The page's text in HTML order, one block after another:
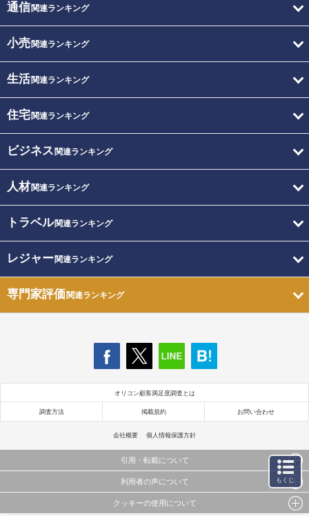
通信関連ランキング
小売関連ランキング
生活関連ランキング
住宅関連ランキング
ビジネス 関連ランキング
人材関連ランキング
トラベル関連ランキング
レジャー関連ランキング
専門家評価関連ランキング
オリコン顧客満足度調査とは
調査方法 掲載規約 お問い合わせ
会社概要 個人情報保護方針
引用・転載について
当サイトで公開されている情報（文字、写真、イラスト、画像データ等）及びこれらの配置・
これらの情報を権利者の許可なく無断転載・複製などの二次利用を行うことは固く禁じており
利用者の声について
当サイトに掲載している内容はすべてサービスの利用者が提出された見解・感想です。
クッキーの使用について
もくじ